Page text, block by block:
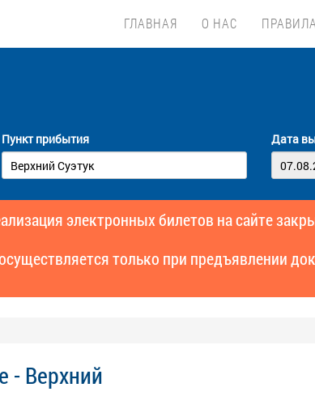
ГЛАВНАЯ О НАС ПРАВИЛА
Пункт прибытия Дата
электронных билетов на сайте
только при предъявлении
- Верхний